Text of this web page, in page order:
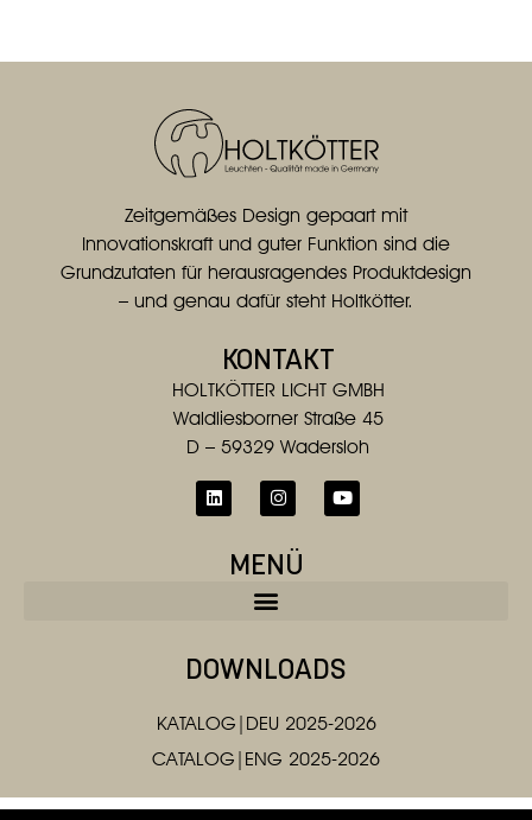
Zeitgemäßes Design gepaart mit
Innovationskraft und guter Funktion sind die
Grundzutaten für herausragendes Produktdesign
– und genau dafür steht Holtkötter.
KONTAKT
HOLTKÖTTER LICHT GMBH
Waldliesborner Straße 45
D – 59329 Wadersloh
MENÜ
DOWNLOADS
KATALOG|DEU 2025-2026
CATALOG|ENG 2025-2026